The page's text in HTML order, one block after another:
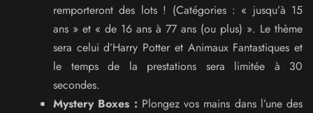
remporteront des lots ! (Catégories : « jusqu’à 15
ans » et « de 16 ans à 77 ans (ou plus) ». Le thème
sera celui d’Harry Potter et Animaux Fantastiques et
le temps de la prestations sera limitée à 30
secondes.
Mystery Boxes : Plongez vos mains dans l’une des